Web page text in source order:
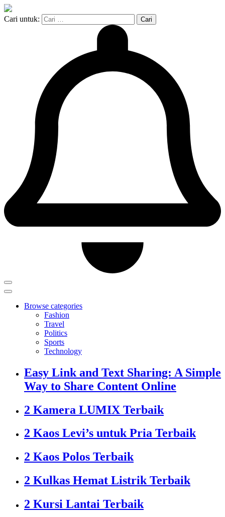
Cari untuk:
Browse categories
Fashion
Travel
Politics
Sports
Technology
Easy Link and Text Sharing: A Simple
Way to Share Content Online
2 Kamera LUMIX Terbaik
2 Kaos Levi’s untuk Pria Terbaik
2 Kaos Polos Terbaik
2 Kulkas Hemat Listrik Terbaik
2 Kursi Lantai Terbaik